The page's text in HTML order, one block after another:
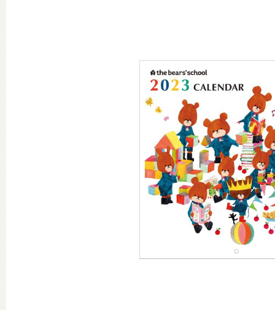
グッズインフォメーション
ミュージカル・コンサート
おたのしみコンテンツ(クイズ・
チア ジャッキーズ！